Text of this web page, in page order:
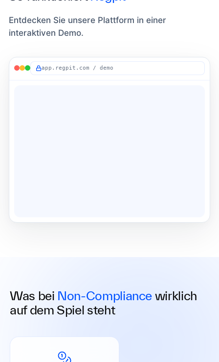
Entdecken Sie unsere Plattform in einer
interaktiven Demo.
app.regpit.com / demo
Was bei Non-Compliance wirklich
auf dem Spiel steht
Strafen bis zu 5 Mio € oder 10 % des